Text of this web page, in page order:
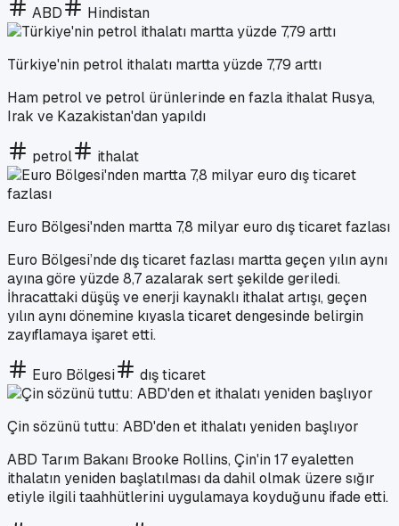
ABD Hindistan
Türkiye'nin petrol ithalatı martta yüzde 7,79 arttı
Ham petrol ve petrol ürünlerinde en fazla ithalat Rusya,
Irak ve Kazakistan'dan yapıldı
petrol ithalat
Euro Bölgesi'nden martta 7,8 milyar euro dış ticaret fazlası
Euro Bölgesi’nde dış ticaret fazlası martta geçen yılın aynı
ayına göre yüzde 8,7 azalarak sert şekilde geriledi.
İhracattaki düşüş ve enerji kaynaklı ithalat artışı, geçen
yılın aynı dönemine kıyasla ticaret dengesinde belirgin
zayıflamaya işaret etti.
Euro Bölgesi dış ticaret
Çin sözünü tuttu: ABD'den et ithalatı yeniden başlıyor
ABD Tarım Bakanı Brooke Rollins, Çin'in 17 eyaletten
ithalatın yeniden başlatılması da dahil olmak üzere sığır
etiyle ilgili taahhütlerini uygulamaya koyduğunu ifade etti.